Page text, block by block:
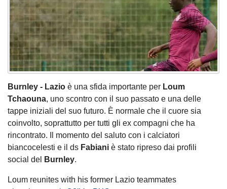
Burnley - Lazio è una sfida importante per Loum
Tchaouna, uno scontro con il suo passato e una delle
tappe iniziali del suo futuro. È normale che il cuore sia
coinvolto, soprattutto per tutti gli ex compagni che ha
rincontrato. Il momento del saluto con i calciatori
biancocelesti e il ds Fabiani è stato ripreso dai profili
social del
Burnley.
Loum reunites with his former Lazio teammates